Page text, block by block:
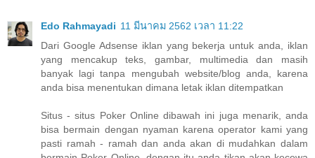
Edo Rahmayadi 11 มีนาคม 2562 เวลา 11:22
Dari Google Adsense iklan yang bekerja untuk anda, iklan
yang mencakup teks, gambar, multimedia dan masih
banyak lagi tanpa mengubah website/blog anda, karena
anda bisa menentukan dimana letak iklan ditempatkan
Situs - situs Poker Online dibawah ini juga menarik, anda
bisa bermain dengan nyaman karena operator kami yang
pasti ramah - ramah dan anda akan di mudahkan dalam